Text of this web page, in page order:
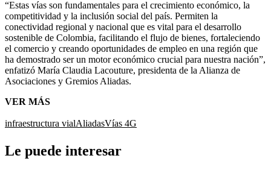
“Estas vías son fundamentales para el crecimiento económico, la
competitividad y la inclusión social del país. Permiten la
conectividad regional y nacional que es vital para el desarrollo
sostenible de Colombia, facilitando el flujo de bienes, fortaleciendo
el comercio y creando oportunidades de empleo en una región que
ha demostrado ser un motor económico crucial para nuestra nación”,
enfatizó María Claudia Lacouture, presidenta de la Alianza de
Asociaciones y Gremios Aliadas.
VER MÁS
infraestructura vialAliadasVías 4G
Le puede interesar